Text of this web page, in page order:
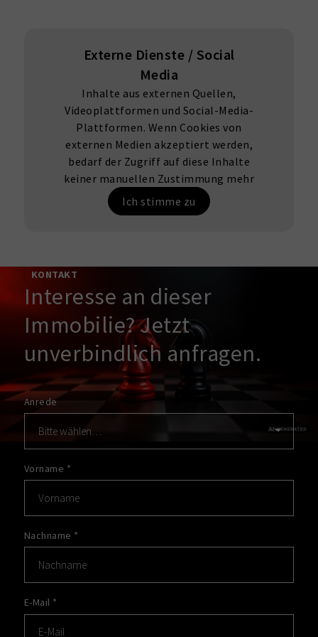
Externe Dienste / Social
Media
Inhalte aus externen Quellen,
Videoplattformen und Social-Media-
Plattformen. Wenn Cookies von
externen Medien akzeptiert werden,
bedarf der Zugriff auf diese Inhalte
keiner manuellen Zustimmung mehr
Ich stimme zu
KONTAKT
Interesse an dieser
Immobilie? Jetzt
unverbindlich anfragen.
Anrede
Vorname *
Nachname *
E-Mail *